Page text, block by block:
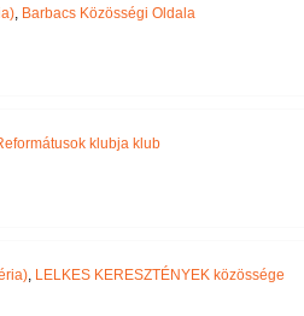
, Barbacs Közösségi Oldala
klubja klub
, LELKES KERESZTÉNYEK közössége